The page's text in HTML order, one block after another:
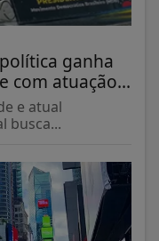
ganha
com atuação...
e atual
busca...